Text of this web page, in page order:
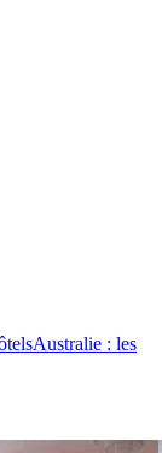
Australie : les